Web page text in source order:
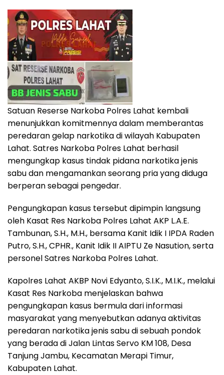
Satuan Reserse Narkoba Polres Lahat kembali
menunjukkan komitmennya dalam memberantas
peredaran gelap narkotika di wilayah Kabupaten
Lahat. Satres Narkoba Polres Lahat berhasil
mengungkap kasus tindak pidana narkotika jenis
sabu dan mengamankan seorang pria yang diduga
berperan sebagai pengedar.
Pengungkapan kasus tersebut dipimpin langsung
oleh Kasat Res Narkoba Polres Lahat AKP L.A.E.
Tambunan, S.H., M.H., bersama Kanit Idik I IPDA Raden
Putro, S.H., CPHR., Kanit Idik II AIPTU Ze Nasution, serta
personel Satres Narkoba Polres Lahat.
Kapolres Lahat AKBP Novi Edyanto, S.I.K., M.I.K., melalui
Kasat Res Narkoba menjelaskan bahwa
pengungkapan kasus bermula dari informasi
masyarakat yang menyebutkan adanya aktivitas
peredaran narkotika jenis sabu di sebuah pondok
yang berada di Jalan Lintas Servo KM 108, Desa
Tanjung Jambu, Kecamatan Merapi Timur,
Kabupaten Lahat.